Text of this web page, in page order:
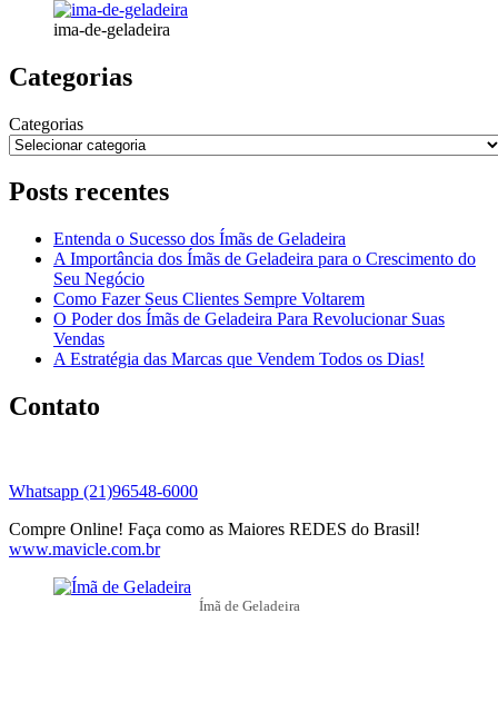
ima-de-geladeira
Categorias
Categorias
Posts recentes
Entenda o Sucesso dos Ímãs de Geladeira
A Importância dos Ímãs de Geladeira para o Crescimento do
Seu Negócio
Como Fazer Seus Clientes Sempre Voltarem
O Poder dos Ímãs de Geladeira Para Revolucionar Suas
Vendas
A Estratégia das Marcas que Vendem Todos os Dias!
Contato
Whatsapp (21)96548-6000
Compre Online! Faça como as Maiores REDES do Brasil!
www.mavicle.com.br
Ímã de Geladeira